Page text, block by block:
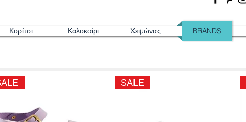
Κορίτσι Καλοκαίρι Χειμώνας BRANDS
SALE